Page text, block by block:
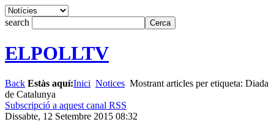
search
ELPOLLTV
Back Estàs aquí:Inici Notices Mostrant articles per etiqueta: Diada
de Catalunya
Subscripció a aquest canal RSS
Dissabte, 12 Setembre 2015 08:32